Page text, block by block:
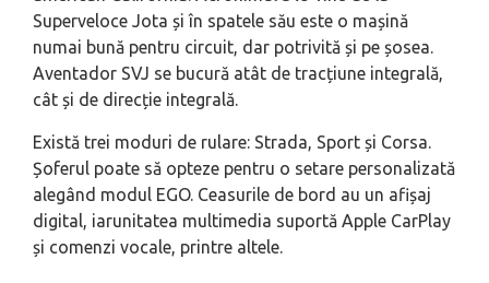
Superveloce Jota și în spatele său este o mașină
numai bună pentru circuit, dar potrivită și pe șosea.
Aventador SVJ se bucură atât de tracțiune integrală,
cât și de direcție integrală.
Există trei moduri de rulare: Strada, Sport și Corsa.
Șoferul poate să opteze pentru o setare personalizată
alegând modul EGO. Ceasurile de bord au un afișaj
digital, iarunitatea multimedia suportă Apple CarPlay
și comenzi vocale, printre altele.